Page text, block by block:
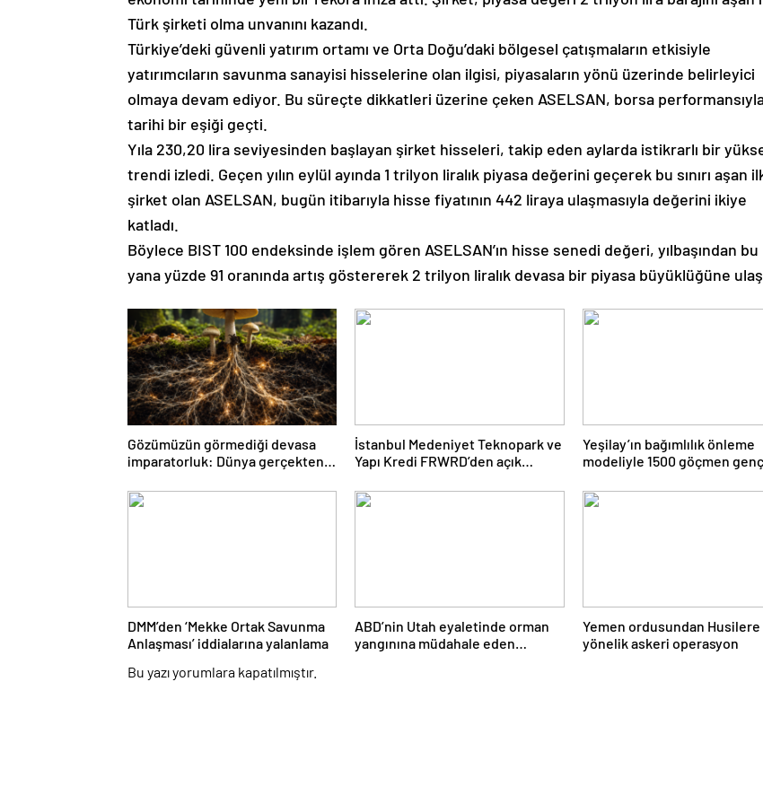
Türk şirketi olma unvanını kazandı.
Türkiye’deki güvenli yatırım ortamı ve Orta Doğu’daki bölgesel çatışmaların etkisiyle
yatırımcıların savunma sanayisi hisselerine olan ilgisi, piyasaların yönü üzerinde belirleyici
olmaya devam ediyor. Bu süreçte dikkatleri üzerine çeken ASELSAN, borsa
tarihi bir eşiği geçti.
Yıla 230,20 lira seviyesinden başlayan şirket hisseleri, takip eden aylarda istikrarlı bir
trendi izledi. Geçen yılın eylül ayında 1 trilyon liralık piyasa değerini geçerek bu sınırı aşan
şirket olan ASELSAN, bugün itibarıyla hisse fiyatının 442 liraya ulaşmasıyla değerini ikiye
katladı.
Böylece BIST 100 endeksinde işlem gören ASELSAN’ın hisse senedi değeri, yılbaşından bu
yana yüzde 91 oranında artış göstererek 2 trilyon liralık devasa bir piyasa büyüklüğüne
Gözümüzün görmediği devasa
imparatorluk: Dünya gerçekten
İstanbul Medeniyet Teknopark ve
Yapı Kredi FRWRD’den açık
Yeşilay’ın bağımlılık önleme
modeliyle 1500 göçmen genç
DMM’den ‘Mekke Ortak Savunma
Anlaşması’ iddialarına yalanlama
ABD’nin Utah eyaletinde orman
yangınına müdahale eden
Yemen ordusundan Husilere
yönelik askeri operasyon
Bu yazı yorumlara kapatılmıştır.